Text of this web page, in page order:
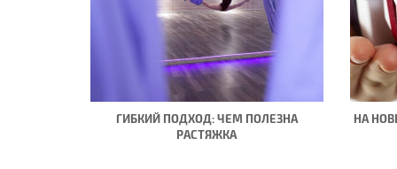
ГИБКИЙ ПОДХОД: ЧЕМ ПОЛЕЗНА
РАСТЯЖКА
НА